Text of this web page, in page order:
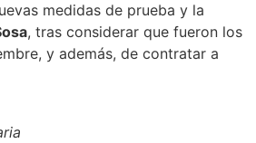
medidas de prueba y la
, tras considerar que fueron los
y además, de contratar a